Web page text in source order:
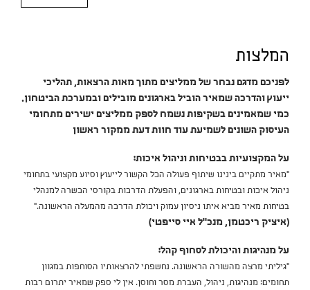
המלצות
לפניכם מדגם נבחר של ממליצים מתוך מאות הרצאות, תהליכי
ייעוץ והדרכה שמאיר הוביל בארגונים מובילים ובמערכת הביטחון.
כמי שמאמינים בשקיפות נשמח לספק ממליצים ישירים מתחומי
העיסוק השונים לשמיעת עוד חוות דעת ממקור ראשון
על המקצועיות בבטיחות וניהול איכות:
"מאיר מתקיים בינינו שיתוף פעולה הכל הקשור לייעוץ וסיוע מקצועי בתחומי
ניהול איכות ובטיחות בארגונים, והפעלת הדרכות בקורסי הכשרה למנהלי
בטיחות מאיר מביא איתו ניסיון עמוק ויכולת הדרכה מהמעלה הראשונה."
(איציק ריכטמן, מנכ"ל איי סייפטי)
על מנהיגות והיכולת לסחוף קהל:
"גיליתי מרצה מהשורה הראשונה. נחשפתי להרצאותיו הסוחפות במגוון
תחומים: מנהיגות, ניהול, העברת מסר וחוסן. אין לי ספק שמאיר יתרום רבות